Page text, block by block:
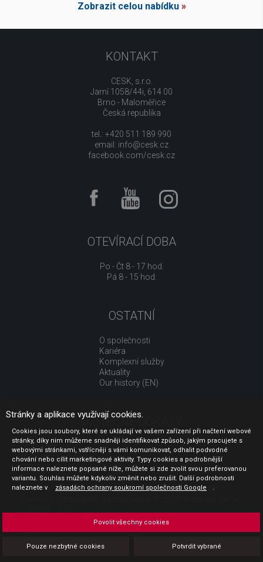
Zobrazit celou nabídku»
KONTAKT
CESK, s.r.o.
Jarní 1058/44i, 614 00
Brno - Maloměřice
Česká republika
tel.: +420 511 189 990
email: info@cesk.cz
facebook.com/cesk.cz
OTEVÍRACÍ DOBA
Po - Čt 8 - 17 hod.
Pá 8 - 15 hod.
OSTATNÍ
O společnosti
Kariéra
Komplexní služby
Aktuality
Our history (EN)
UŽITEČNÉ ODKAZY
Jak nakupovat
Obchodní podmínky
GDPR - ochrana osobních údajů
Profil zadavatele
Sdělení před uzavřením kupní smlouvy pro spotřebitele
Platba
Povinná publicita
Stránky a aplikace využívají cookies.
Cookies jsou soubory, které se ukládají ve vašem zařízení při načtení webové
stránky, díky nim můžeme snadněji identifikovat způsob, jakým pracujete s
webovými stránkami, vstřícněji s vámi komunikovat, odhalit podvodné
chování nebo cílit marketingové aktivity. Typy cookies a podrobnější
informace naleznete popsané níže, můžete si zde zvolit svou preferovanou
variantu. Souhlas můžete kdykoliv změnit nebo zrušit. Další podrobnosti
naleznete v
zásadách ochrany soukromí společnosti Google .
Pouze nezbytné cookies Potvrdit vybrané
Povolit všechny cookies